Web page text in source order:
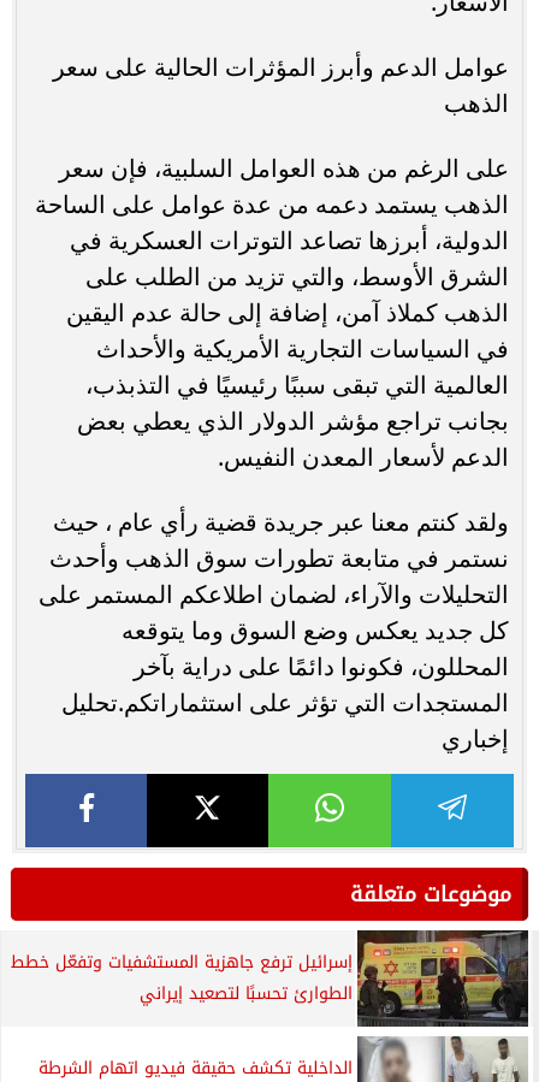
عوامل الدعم وأبرز المؤثرات الحالية على سعر
الذهب
على الرغم من هذه العوامل السلبية، فإن سعر
الذهب يستمد دعمه من عدة عوامل على الساحة
الدولية، أبرزها تصاعد التوترات العسكرية في
الشرق الأوسط، والتي تزيد من الطلب على
الذهب كملاذ آمن، إضافة إلى حالة عدم اليقين
في السياسات التجارية الأمريكية والأحداث
العالمية التي تبقى سببًا رئيسيًا في التذبذب،
بجانب تراجع مؤشر الدولار الذي يعطي بعض
الدعم لأسعار المعدن النفيس.
ولقد كنتم معنا عبر جريدة قضية رأي عام ، حيث
نستمر في متابعة تطورات سوق الذهب وأحدث
التحليلات والآراء، لضمان اطلاعكم المستمر على
كل جديد يعكس وضع السوق وما يتوقعه
المحللون، فكونوا دائمًا على دراية بآخر
المستجدات التي تؤثر على استثماراتكم.تحليل
إخباري
موضوعات متعلقة
إسرائيل ترفع جاهزية المستشفيات وتفعّل خطط
الطوارئ تحسبًا لتصعيد إيراني
الداخلية تكشف حقيقة فيديو اتهام الشرطة